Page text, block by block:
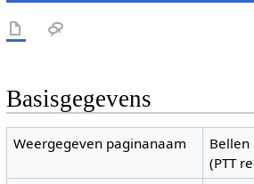
Basisgegevens
Weergegeven paginanaam
Bellen
(PTT